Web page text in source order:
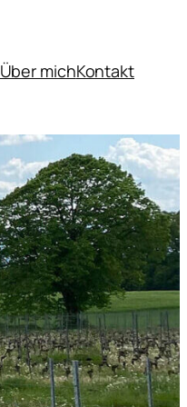
Über michKontakt